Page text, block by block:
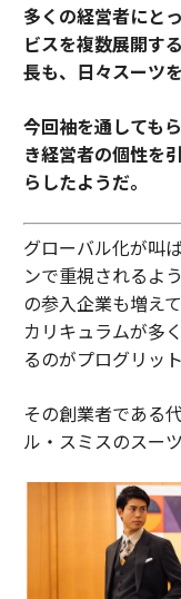
多くの経営者にと
ビスを複数展開す
長も、日々スーツ
今回袖を通しても
き経営者の個性を
らしたようだ。
グローバル化が叫
ンで重視されるよ
の参入企業も増え
カリキュラムが多
るのがプログリット
その創業者である
ル・スミスのスー